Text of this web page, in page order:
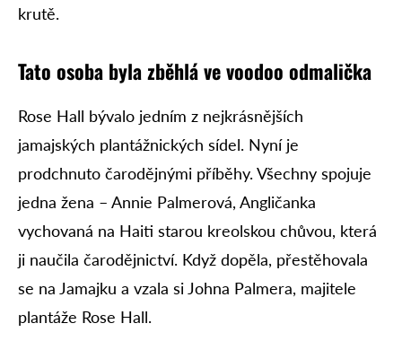
krutě.
Tato osoba byla zběhlá ve voodoo odmalička
Rose Hall bývalo jedním z nejkrásnějších
jamajských plantážnických sídel. Nyní je
prodchnuto čarodějnými příběhy. Všechny spojuje
jedna žena – Annie Palmerová, Angličanka
vychovaná na Haiti starou kreolskou chůvou, která
ji naučila čarodějnictví. Když dopěla, přestěhovala
se na Jamajku a vzala si Johna Palmera, majitele
plantáže Rose Hall.